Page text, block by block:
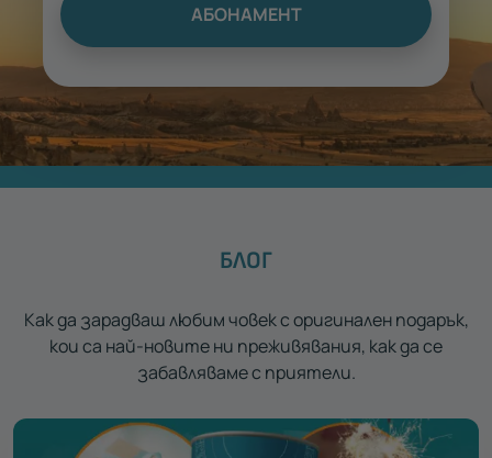
АБОНАМЕНТ
БЛОГ
Как да зарадваш любим човек с оригинален подарък,
кои са най-новите ни преживявания, как да се
забавляваме с приятели.